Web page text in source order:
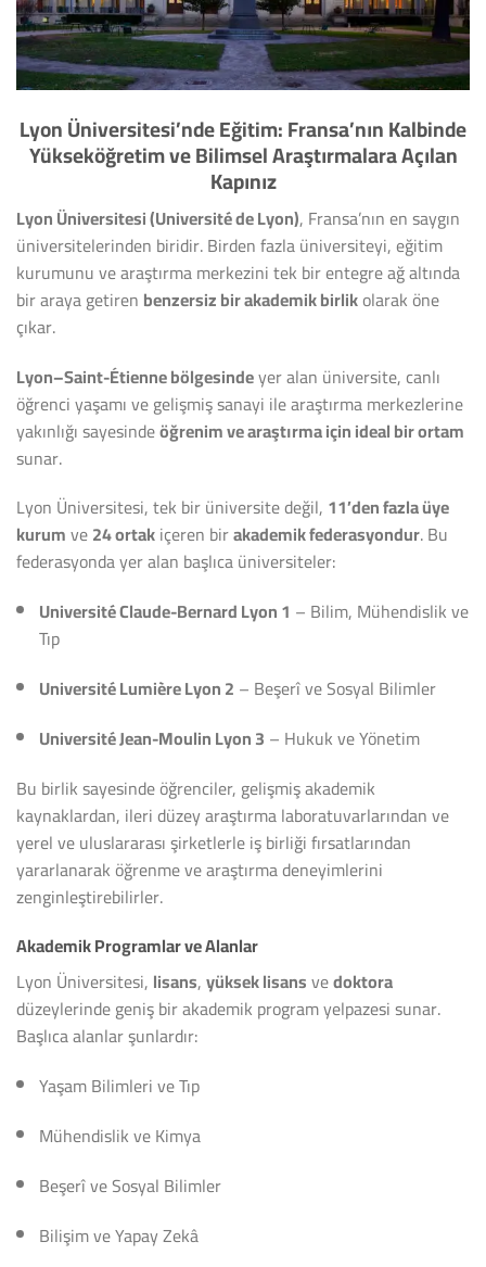
Lyon Üniversitesi’nde Eğitim: Fransa’nın Kalbinde
Yükseköğretim ve Bilimsel Araştırmalara Açılan
Kapınız
Lyon Üniversitesi (Université de Lyon), Fransa’nın en saygın
üniversitelerinden biridir. Birden fazla üniversiteyi, eğitim
kurumunu ve araştırma merkezini tek bir entegre ağ altında
bir araya getiren benzersiz bir akademik birlikolarak öne
çıkar.
Lyon–Saint-Étienne bölgesindeyer alan üniversite, canlı
öğrenci yaşamı ve gelişmiş sanayi ile araştırma merkezlerine
yakınlığı sayesindeöğrenim ve araştırma için ideal bir ortam
sunar.
Lyon Üniversitesi, tek bir üniversite değil, 11’den fazla üye
kurumve24 ortakiçeren birakademik federasyondur. Bu
federasyonda yer alan başlıca üniversiteler:
Université Claude-Bernard Lyon 1 – Bilim, Mühendislik ve
Tıp
Université Lumière Lyon 2 – Beşerî ve Sosyal Bilimler
Université Jean-Moulin Lyon 3 – Hukuk ve Yönetim
Bu birlik sayesinde öğrenciler, gelişmiş akademik
kaynaklardan, ileri düzey araştırma laboratuvarlarından ve
yerel ve uluslararası şirketlerle iş birliği fırsatlarından
yararlanarak öğrenme ve araştırma deneyimlerini
zenginleştirebilirler.
Akademik Programlar ve Alanlar
Lyon Üniversitesi, lisans,yüksek lisansvedoktora
düzeylerinde geniş bir akademik program yelpazesi sunar.
Başlıca alanlar şunlardır:
Yaşam Bilimleri ve Tıp
Mühendislik ve Kimya
Beşerî ve Sosyal Bilimler
Bilişim ve Yapay Zekâ